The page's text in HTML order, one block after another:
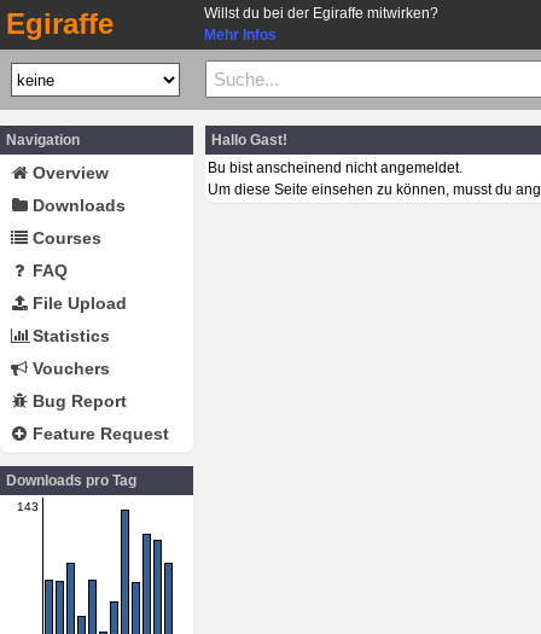
Egiraffe
Willst du bei der Egiraffe mitwirken?
Mehr Infos
Navigation
Overview
Downloads
Courses
FAQ
File Upload
Statistics
Vouchers
Bug Report
Feature Request
Downloads pro Tag
143
Hallo Gast!
Bu bist anscheinend nicht angemeldet.
Um diese Seite einsehen zu können, musst du